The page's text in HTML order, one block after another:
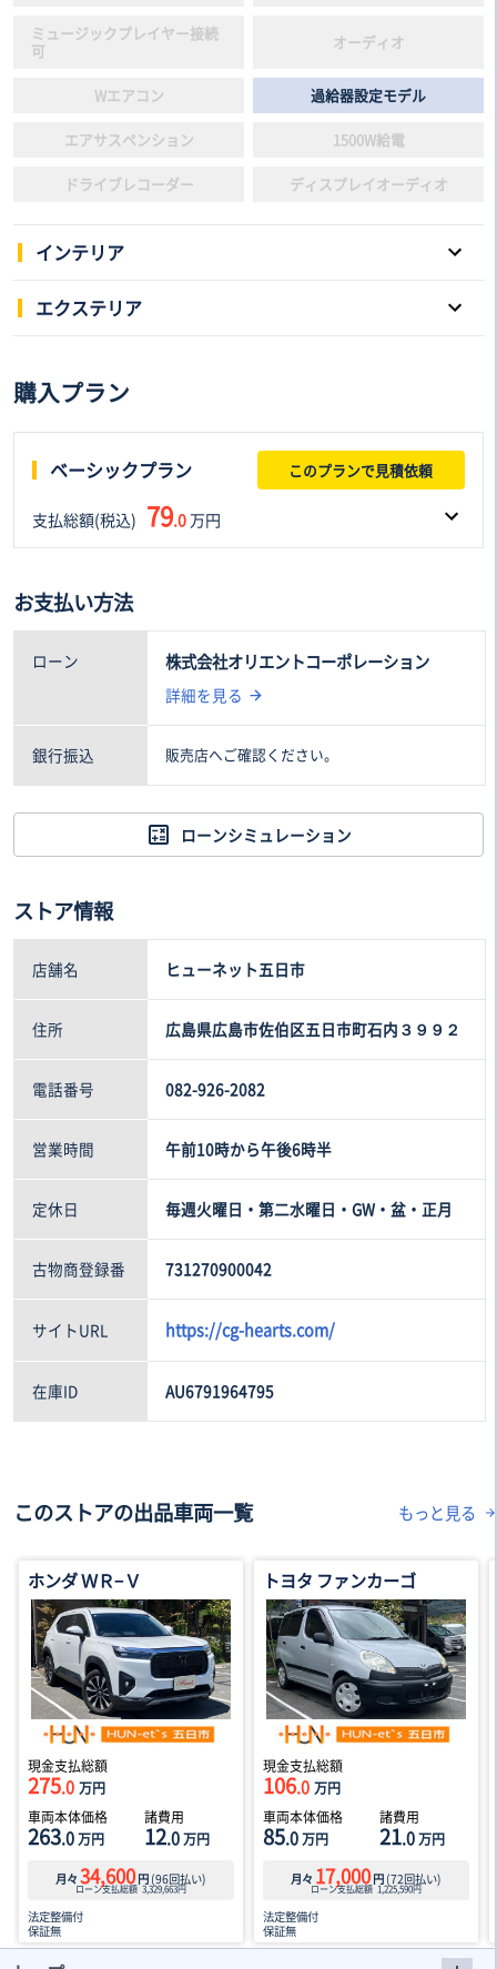
ミュージックプレイヤー接続
可
オーディオ
Wエアコン 過給器設定モデル
エアサスペンション 1500W給電
ドライブレコーダー ディスプレイオーディオ
インテリア
パワーウインドウ
スマートキー 本革シート
3列シート
フルフラットシート 後席モニター
シートヒーター シートエアコン
ウォークスルー
エクステリア
アルミホイール
エアロパーツ アダプティプヘッドライト
フロントフォグランプ
購入プラン
ベーシックプラン このプランで見積依頼
支払総額(税込) 79.0万円
59.0万円
お支払い方法
ローン 株式会社オリエントコーポレーション
詳細を見る
銀行振込 販売店へご確認ください。
ローンシミュレーション
ストア情報
店舗名 ヒューネット五日市
住所 広島県広島市佐伯区五日市町石内３９９２
電話番号 082-926-2082
営業時間 午前10時から午後6時半
定休日 毎週火曜日・第二水曜日・GW・盆・正月
古物商登録番 731270900042
サイトURL https://cg-hearts.com/
在庫ID AU6791964795
このストアの出品車両一覧 もっと見る
ホンダ ＷＲ−Ｖ
現金支払総額
275.0 万円
車両本体価格
263.0万円
諸費用
12.0万円
月々 34,600円 (96回払い)
ローン支払総額 3,329,663円
法定整備付
保証無
トヨタ ファンカーゴ
現金支払総額
106.0 万円
車両本体価格
85.0万円
諸費用
21.0万円
月々 17,000円 (72回払い)
ローン支払総額 1,225,590円
法定整備付
保証無